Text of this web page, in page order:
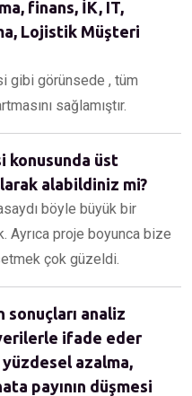
finans, İK, IT,
Lojistik Müşteri
gibi görünsede , tüm
sağlamıştır.
konusunda üst
alabildiniz mi?
böyle büyük bir
Ayrıca proje boyunca bize
çok güzeldi.
sonuçları analiz
ifade eder
azalma,
payının düşmesi